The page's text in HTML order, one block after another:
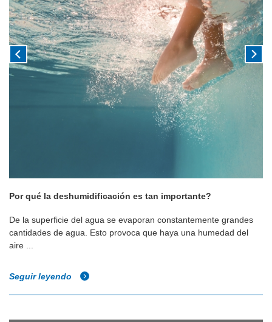
Por qué la deshumidificación es tan importante?
De la superficie del agua se evaporan constantemente grandes
cantidades de agua. Esto provoca que haya una humedad del
aire ...
Seguir leyendo